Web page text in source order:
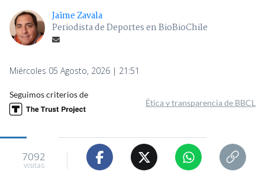
Jaime Zavala
Periodista de Deportes en BioBioChile
Miércoles 05 Agosto, 2026 | 21:51
Seguimos criterios de
Ética y transparencia de BBCL
7092
visitas